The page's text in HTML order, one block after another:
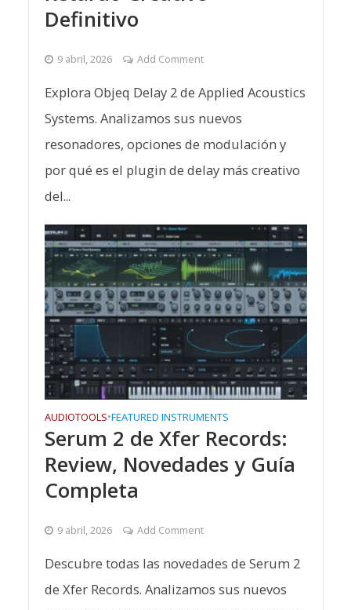
Definitivo
9 abril, 2026 Add Comment
Explora Objeq Delay 2 de Applied Acoustics
Systems. Analizamos sus nuevos
resonadores, opciones de modulación y
por qué es el plugin de delay más creativo
del...
AUDIOTOOLS•FEATURED INSTRUMENTS
Serum 2 de Xfer Records:
Review, Novedades y Guía
Completa
9 abril, 2026 Add Comment
Descubre todas las novedades de Serum 2
de Xfer Records. Analizamos sus nuevos